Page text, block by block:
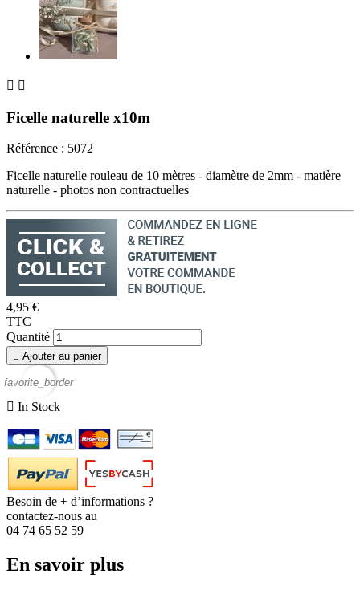
 
Ficelle naturelle x10m
Référence : 5072
Ficelle naturelle rouleau de 10 mètres - diamètre de 2mm - matière
naturelle - photos non contractuelles
4,95 €
TTC
Quantité
 Ajouter au panier
favorite_border
 In Stock
Besoin de + d’informations ?
contactez-nous au
04 74 65 52 59
En savoir plus